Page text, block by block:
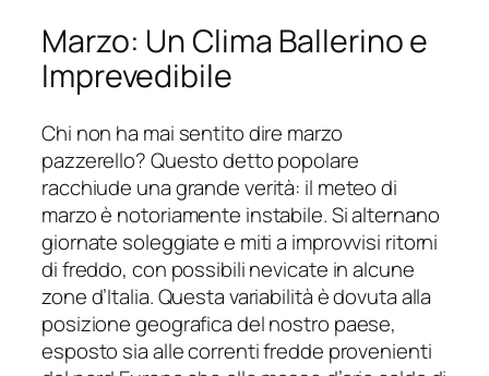
Marzo: Un Clima Ballerino e
Imprevedibile
Chi non ha mai sentito dire marzo
pazzerello? Questo detto popolare
racchiude una grande verità: il meteo di
marzo è notoriamente instabile. Si alternano
giornate soleggiate e miti a improvvisi ritorni
di freddo, con possibili nevicate in alcune
zone d’Italia. Questa variabilità è dovuta alla
posizione geografica del nostro paese,
esposto sia alle correnti fredde provenienti